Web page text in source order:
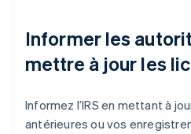
Informer les
mettre à jour les
Informez l’IRS en mettant à
antérieures ou vos